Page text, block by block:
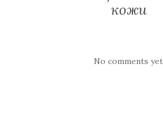
кожи
No comments yet